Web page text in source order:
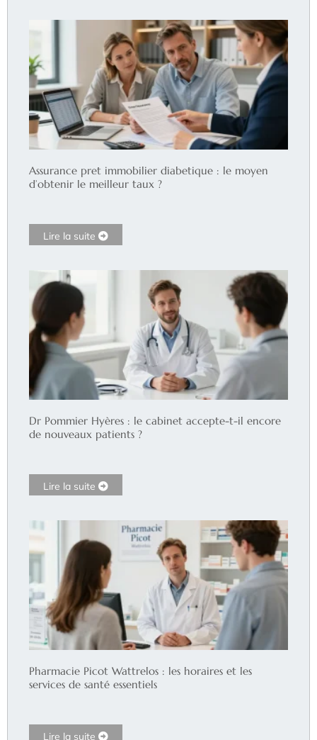
Assurance pret immobilier diabetique : le moyen
d’obtenir le meilleur taux ?
Lire la suite
Dr Pommier Hyères : le cabinet accepte-t-il encore
de nouveaux patients ?
Lire la suite
Pharmacie Picot Wattrelos : les horaires et les
services de santé essentiels
Lire la suite